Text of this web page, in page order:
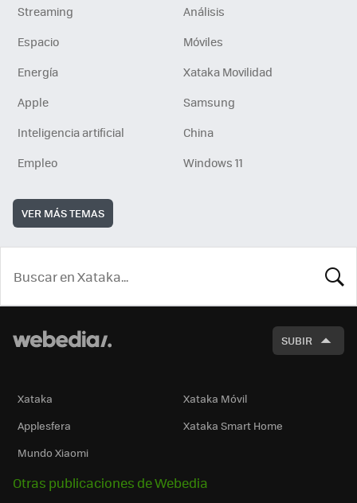
Streaming
Análisis
Espacio
Móviles
Energía
Xataka Movilidad
Apple
Samsung
Inteligencia artificial
China
Empleo
Windows 11
VER MÁS TEMAS
SUBIR
Xataka
Xataka Móvil
Applesfera
Xataka Smart Home
Mundo Xiaomi
Otras publicaciones de Webedia